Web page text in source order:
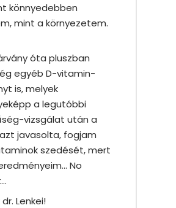
könnyedebben
mint a környezetem.
óta pluszban
egyéb D-vitamin-
is, melyek
a legutóbbi
vizsgálat után a
javasolta, fogjam
szedését, mert
No
Lenkei!